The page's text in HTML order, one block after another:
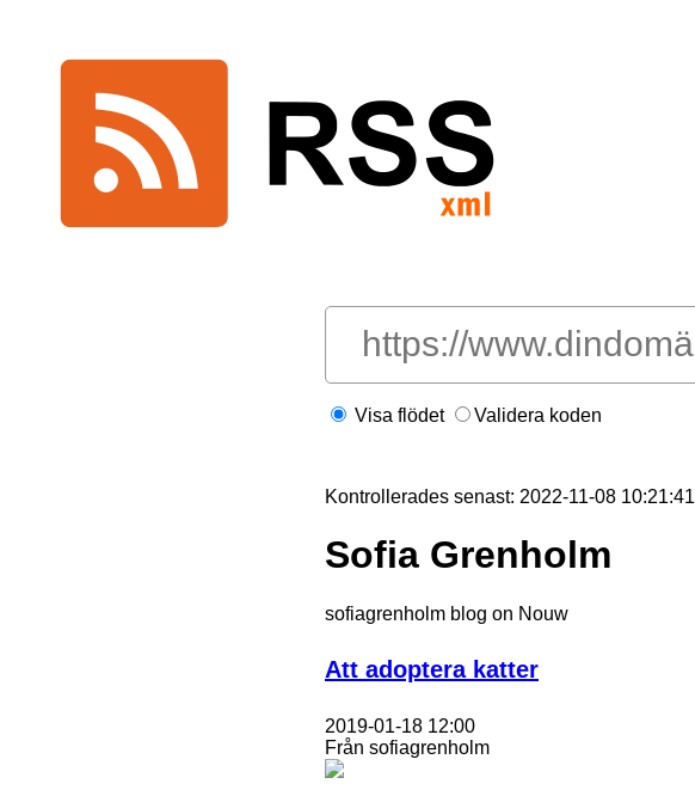
Visa flödet Validera koden
Kontrollerades senast: 2022-11-08 10:21:41
Sofia Grenholm
sofiagrenholm blog on Nouw
Att adoptera katter
2019-01-18 12:00
Från sofiagrenholm